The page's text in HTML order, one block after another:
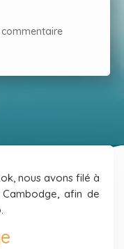
nous avons filé à
afin de